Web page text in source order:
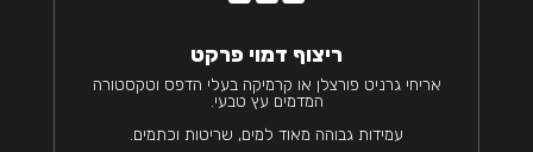
ריצוף דמוי פרקט
אריחי גרניט פורצלן או קרמיקה בעלי הדפס וטקסטורה
המדמים עץ טבעי.
עמידות גבוהה מאוד למים, שריטות וכתמים.